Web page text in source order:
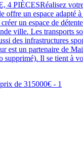
votre
un espace
un espace de
ville. Les transports
des infrastructures
un partenaire de
Il se tient à